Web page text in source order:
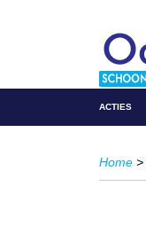
ACTIES
Home >